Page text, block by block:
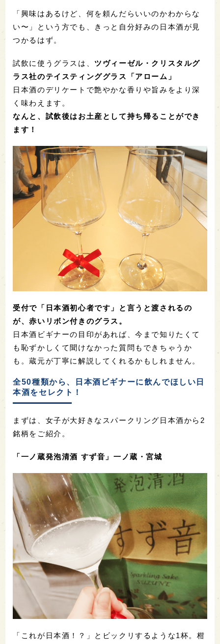
「興味はあるけど、何を頼んだらいいのかわからな
い〜」という方でも、きっと自分好みの日本酒が見
つかるはず。
試飲に使うグラスは、 ツヴィーゼル・クリスタルグ
ラス社のテイスティンググラス「アローム」
日本酒のデリケートで艶やかな香りや旨みをより深
く味わえます。
なんと、試飲後はお土産として持ち帰ることができ
ます！
受付で「日本酒初心者です」と言うと渡されるの
が、赤いリボン付きのグラス。
日本酒ビギナーの目印があれば、今まで知りたくて
も恥ずかしくて聞けなかった質問もできちゃうか
も。蔵元が丁寧に解説してくれるかもしれません。
全50種類から、日本酒ビギナーに飲んでほしい日
本酒をセレクト！
まずは、女子が大好きなスパークリング日本酒から2
銘柄をご紹介。
「一ノ蔵発泡清酒 すず音」一ノ蔵・宮城
「これが日本酒！？」とビックリするような1杯。柑